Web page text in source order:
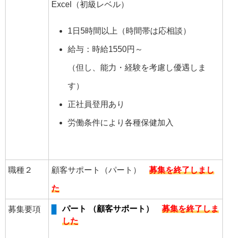
Excel（初級レベル）
1日5時間以上（時間帯は応相談）
給与：時給1550円～
（但し、能力・経験を考慮し優遇しま
す）
正社員登用あり
労働条件により各種保健加入
職種２ 顧客サポート（パート） 募集を終了しまし
た
募集要項 パート （顧客サポート）
募集を終了しま
した